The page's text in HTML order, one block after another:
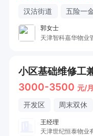
汉沽街道 五险一
郭女士
天津智科嘉华物业
小区基础维修工
3000-3500 元/月
开发区 周末双休
王经理
天津世纪恒泰物业